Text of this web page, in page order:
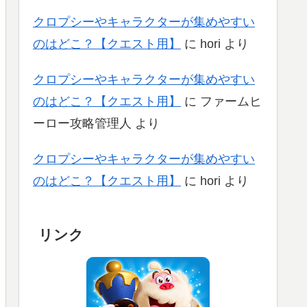
クロプシーやキャラクターが集めやすい
のはどこ？【クエスト用】
に hori より
クロプシーやキャラクターが集めやすい
のはどこ？【クエスト用】
に ファームヒ
ーロー攻略管理人 より
クロプシーやキャラクターが集めやすい
のはどこ？【クエスト用】
に hori より
リンク